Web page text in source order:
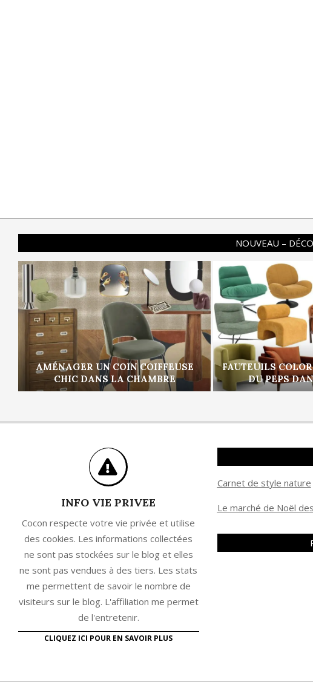
NOUVEAU –
AMÉNAGER UN COIN COIFFEUSE
CHIC DANS LA CHAMBRE
FAUTEUILS
DU PEPS
INFO VIE PRIVEE
Cocon respecte votre vie privée et utilise
des cookies. Les informations collectées
ne sont pas stockées sur le blog et elles
ne sont pas vendues à des tiers. Les stats
me permettent de savoir le nombre de
visiteurs sur le blog. L'affiliation me permet
de l'entretenir.
CLIQUEZ ICI POUR EN SAVOIR PLUS
Carnet de style nature
Le marché de Noël